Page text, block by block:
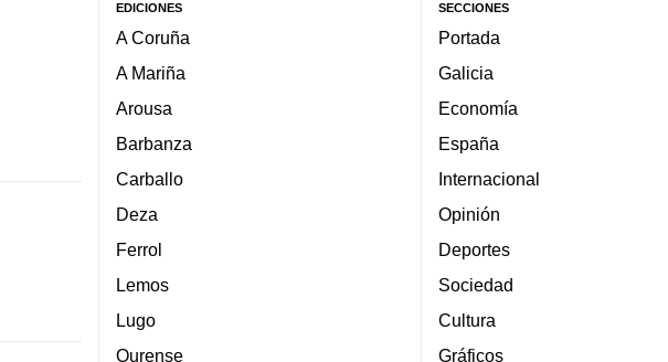
EDICIONES
A Coruña
A Mariña
Arousa
Barbanza
Carballo
Deza
Ferrol
Lemos
Lugo
Ourense
SECCIONES
Portada
Galicia
Economía
España
Internacional
Opinión
Deportes
Sociedad
Cultura
Gráficos